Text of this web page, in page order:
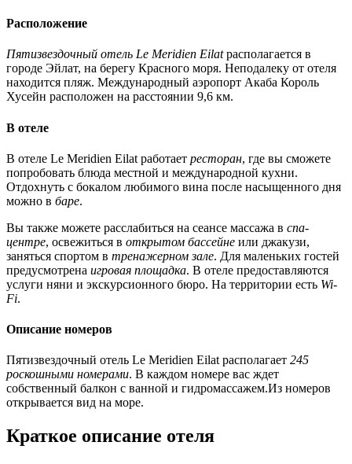
Расположение
Пятизвездочный отель Le Meridien Eilatрасполагается в
городе Эйлат, на берегу Красного моря. Неподалеку от отеля
находится пляж. Международный аэропорт Акаба Король
Хусейн расположен на расстоянии 9,6 км.
В отеле
В отеле Le Meridien Eilat работает ресторан, где вы сможете
попробовать блюда местной и международной кухни.
Отдохнуть с бокалом любимого вина после насыщенного дня
можно в баре.
Вы также можете расслабиться на сеансе массажа в спа-
центре, освежиться в открытом бассейне или джакузи,
заняться спортом в тренажерном зале. Для маленьких гостей
предусмотрена игровая площадка. В отеле предоставляются
услуги няни и экскурсионного бюро. На территории есть Wi-
Fi.
Описание номеров
Пятизвездочный отель Le Meridien Eilat располагает 245
роскошными номерами. В каждом номере вас ждет
собственный балкон с ванной и гидромассажем.Из номеров
открывается вид на море.
Краткое описание отеля